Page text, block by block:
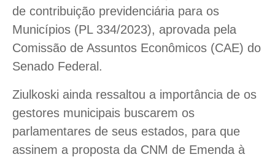
de contribuição previdenciária para os
Municípios (PL 334/2023), aprovada pela
Comissão de Assuntos Econômicos (CAE) do
Senado Federal.
Ziulkoski ainda ressaltou a importância de os
gestores municipais buscarem os
parlamentares de seus estados, para que
assinem a proposta da CNM de Emenda à